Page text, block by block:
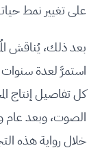
على تغيير نمط
بعد ذلك، يُناقش
استمرَّ لعدة
كل تفاصيل إنتاج
الصوت، وبعد
خلال رواية هذه